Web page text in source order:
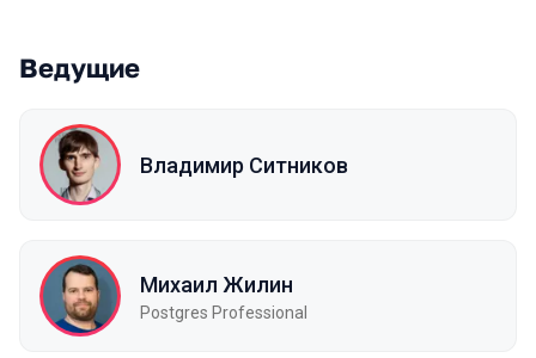
Ведущие
Владимир Ситников
Михаил Жилин
Postgres Professional